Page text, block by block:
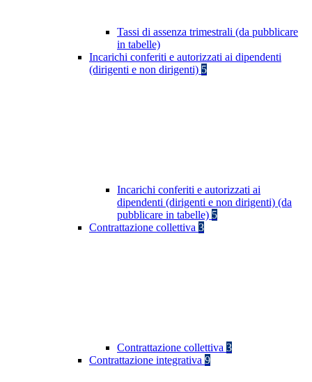
Tassi di assenza trimestrali (da pubblicare
in tabelle)
Incarichi conferiti e autorizzati ai dipendenti
(dirigenti e non dirigenti) 5
Incarichi conferiti e autorizzati ai
dipendenti (dirigenti e non dirigenti) (da
pubblicare in tabelle) 5
Contrattazione collettiva 3
Contrattazione collettiva 3
Contrattazione integrativa 9